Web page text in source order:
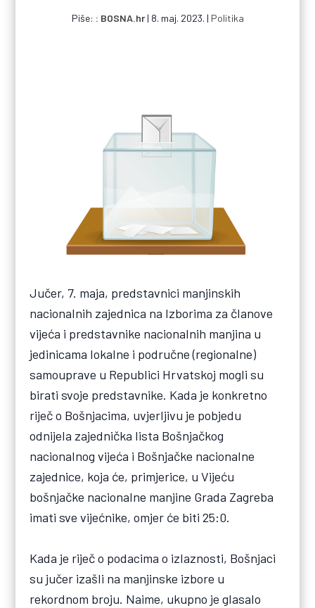
Piše: BOSNA.hr| 8. maj. 2023. | Politika
Jučer, 7. maja, predstavnici manjinskih
nacionalnih zajednica na Izborima za članove
vijeća i predstavnike nacionalnih manjina u
jedinicama lokalne i područne (regionalne)
samouprave u Republici Hrvatskoj mogli su
birati svoje predstavnike. Kada je konkretno
riječ o Bošnjacima, uvjerljivu je pobjedu
odnijela zajednička lista Bošnjačkog
nacionalnog vijeća i Bošnjačke nacionalne
zajednice, koja će, primjerice, u Vijeću
bošnjačke nacionalne manjine Grada Zagreba
imati sve vijećnike, omjer će biti 25:0.
Kada je riječ o podacima o izlaznosti, Bošnjaci
su jučer izašli na manjinske izbore u
rekordnom broju. Naime, ukupno je glasalo